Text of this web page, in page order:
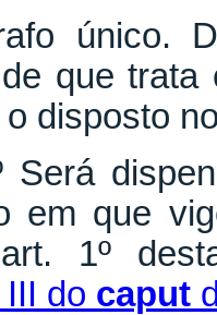
único.
que trata
disposto no
Será
em que
1º
do caput